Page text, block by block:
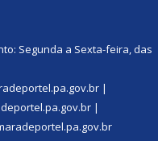
Segunda a Sexta-feira, das
|
|